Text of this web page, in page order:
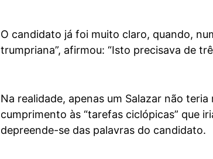
O candidato já foi muito claro, quando,
trumpriana”, afirmou: “Isto precisava de
Na realidade, apenas um Salazar não
cumprimento às “tarefas ciclópicas” que
depreende-se das palavras do candidato.